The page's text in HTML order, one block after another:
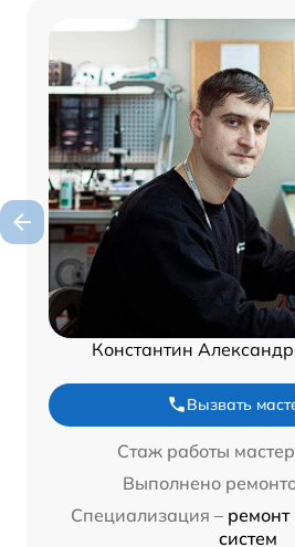
Константин
Вызвать
Стаж работы
Выполнено
Специализация – ремонт
систем